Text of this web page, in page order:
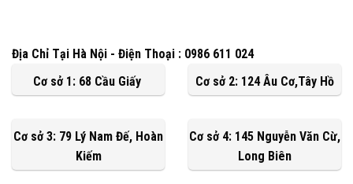
Địa Chỉ Tại Hà Nội - Điện Thoại : 0986 611 024
Cơ sở 1: 68 Cầu Giấy
Cơ sở 2: 124 Âu Cơ,Tây Hồ
Cơ sở 3: 79 Lý Nam Đế, Hoàn
Kiếm
Cơ sở 4: 145 Nguyễn Văn Cừ,
Long Biên